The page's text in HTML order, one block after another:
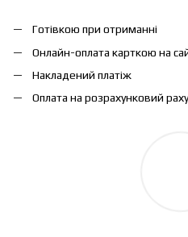
Готівкою при отриманні
Онлайн-оплата карткою на
Накладений платіж
Оплата на розрахунковий